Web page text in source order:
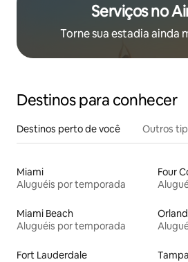
Serviços no
Torne sua estadia ainda
Destinos para conhecer
Destinos perto de você Outros
Miami
Aluguéis por temporada
Four
Miami Beach
Aluguéis por temporada
Fort Lauderdale
Tampa